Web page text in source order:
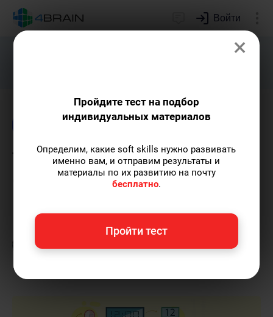
Войти
Подарим индивидуальный план
Time management
Тайм-менеджмент от
Google
Максим Полгин— автор статей.
статьи по теме «Time management»
только, а также рекомендую курс«Лучшие
×
Пройдите тест на подбор
индивидуальных материалов
Определим, какие soft skills нужно развивать
именно вам, и отправим результаты и
материалы по их развитию на почту
бесплатно.
Пройти тест